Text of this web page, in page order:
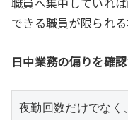
できる職員が限られ
日中業務の偏りを確
夜勤回数だけでなく